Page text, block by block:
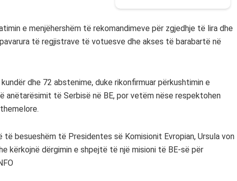
e menjëhershëm të rekomandimeve për zgjedhje të lira dhe
të regjistrave të votuesve dhe akses të barabartë në
dhe 72 abstenime, duke rikonfirmuar përkushtimin e
anëtarësimit të Serbisë në BE, por vetëm nëse respektohen
të besueshëm të Presidentes së Komisionit Evropian, Ursula von
kërkojnë dërgimin e shpejtë të një misioni të BE-së për